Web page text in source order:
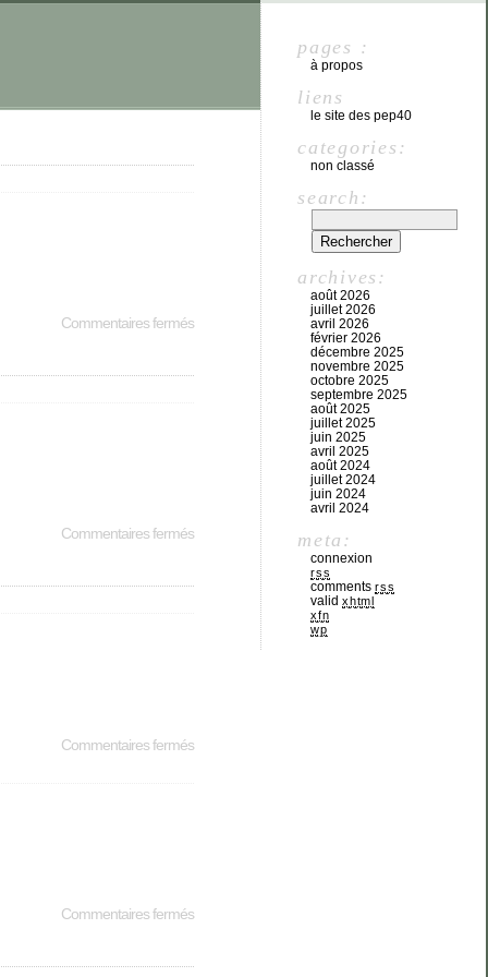
Commentaires fermés
Commentaires fermés
Commentaires fermés
Commentaires fermés
pages :
à propos
liens
le site des pep40
categories:
non classé
search:
archives:
août 2026
juillet 2026
avril 2026
février 2026
décembre 2025
novembre 2025
octobre 2025
septembre 2025
août 2025
juillet 2025
juin 2025
avril 2025
août 2024
juillet 2024
juin 2024
avril 2024
meta:
connexion
rss
comments rss
valid xhtml
xfn
wp